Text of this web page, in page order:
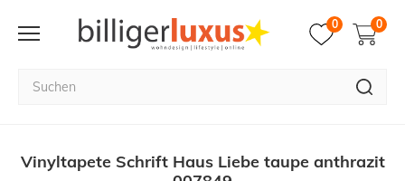
0 0
Vinyltapete Schrift Haus Liebe taupe anthrazit